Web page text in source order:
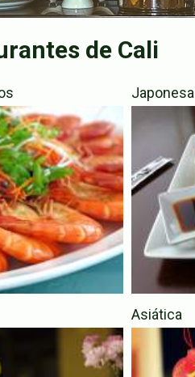
de Cali
Japonesa
Asiática